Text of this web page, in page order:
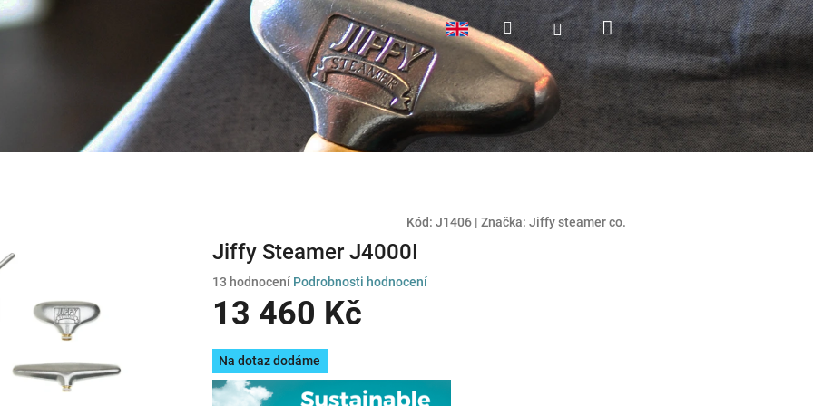
HledatPřihlášeníNákupní
košík
Kód: J1406 | Značka: Jiffy steamer co.
Jiffy Steamer J4000I
Průměrné
hodnocení
produktu
3,8
z
5
13 hodnocení Podrobnosti hodnocení
13 460 Kč
Měrná
cena:
Na dotaz dodáme